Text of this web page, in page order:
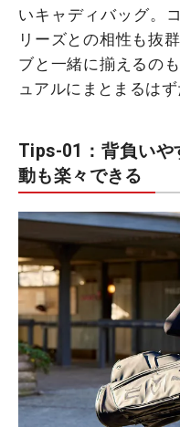
いキャディバッグ。
リーズとの相性も抜
ブと一緒に揃えるの
ュアルにまとまるはず
Tips-01：背負いや
動も楽々できる